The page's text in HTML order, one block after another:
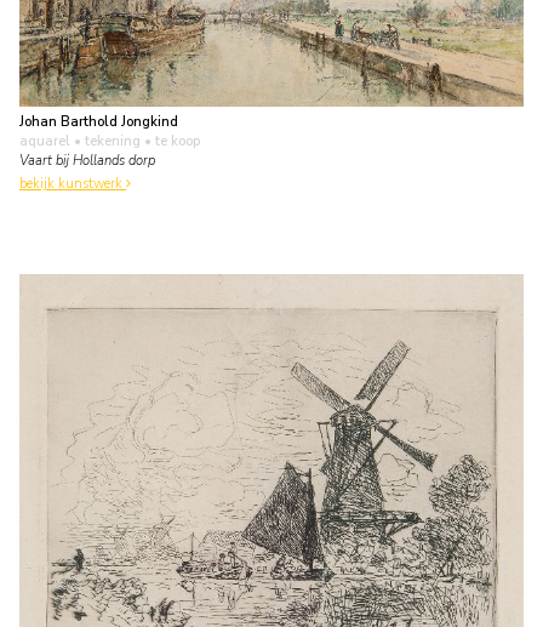
Johan Barthold Jongkind
aquarel • tekening • te koop
Vaart bij Hollands dorp
bekijk kunstwerk